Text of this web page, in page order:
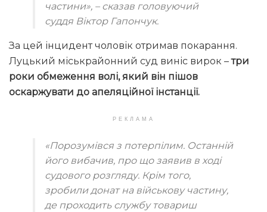
частини», – сказав головуючий
суддя Віктор Гапончук.
За цей інцидент чоловік отримав покарання.
Луцький міськрайонний суд виніс вирок –три
роки обмеження волі, який він пішов
оскаржувати до апеляційної інстанції.
РЕКЛАМА
«Порозумівся з потерпілим. Останній
його вибачив, про що заявив в ході
судового розгляду. Крім того,
зробили донат на військову частину,
де проходить службу товариш